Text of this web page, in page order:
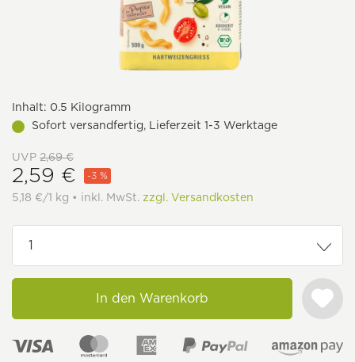
Inhalt: 0.5 Kilogramm
Sofort versandfertig, Lieferzeit 1-3 Werktage
UVP 2,69 €
2,59 € -3 %
5,18 €/1 kg • inkl. MwSt. zzgl. Versandkosten
In den Warenkorb